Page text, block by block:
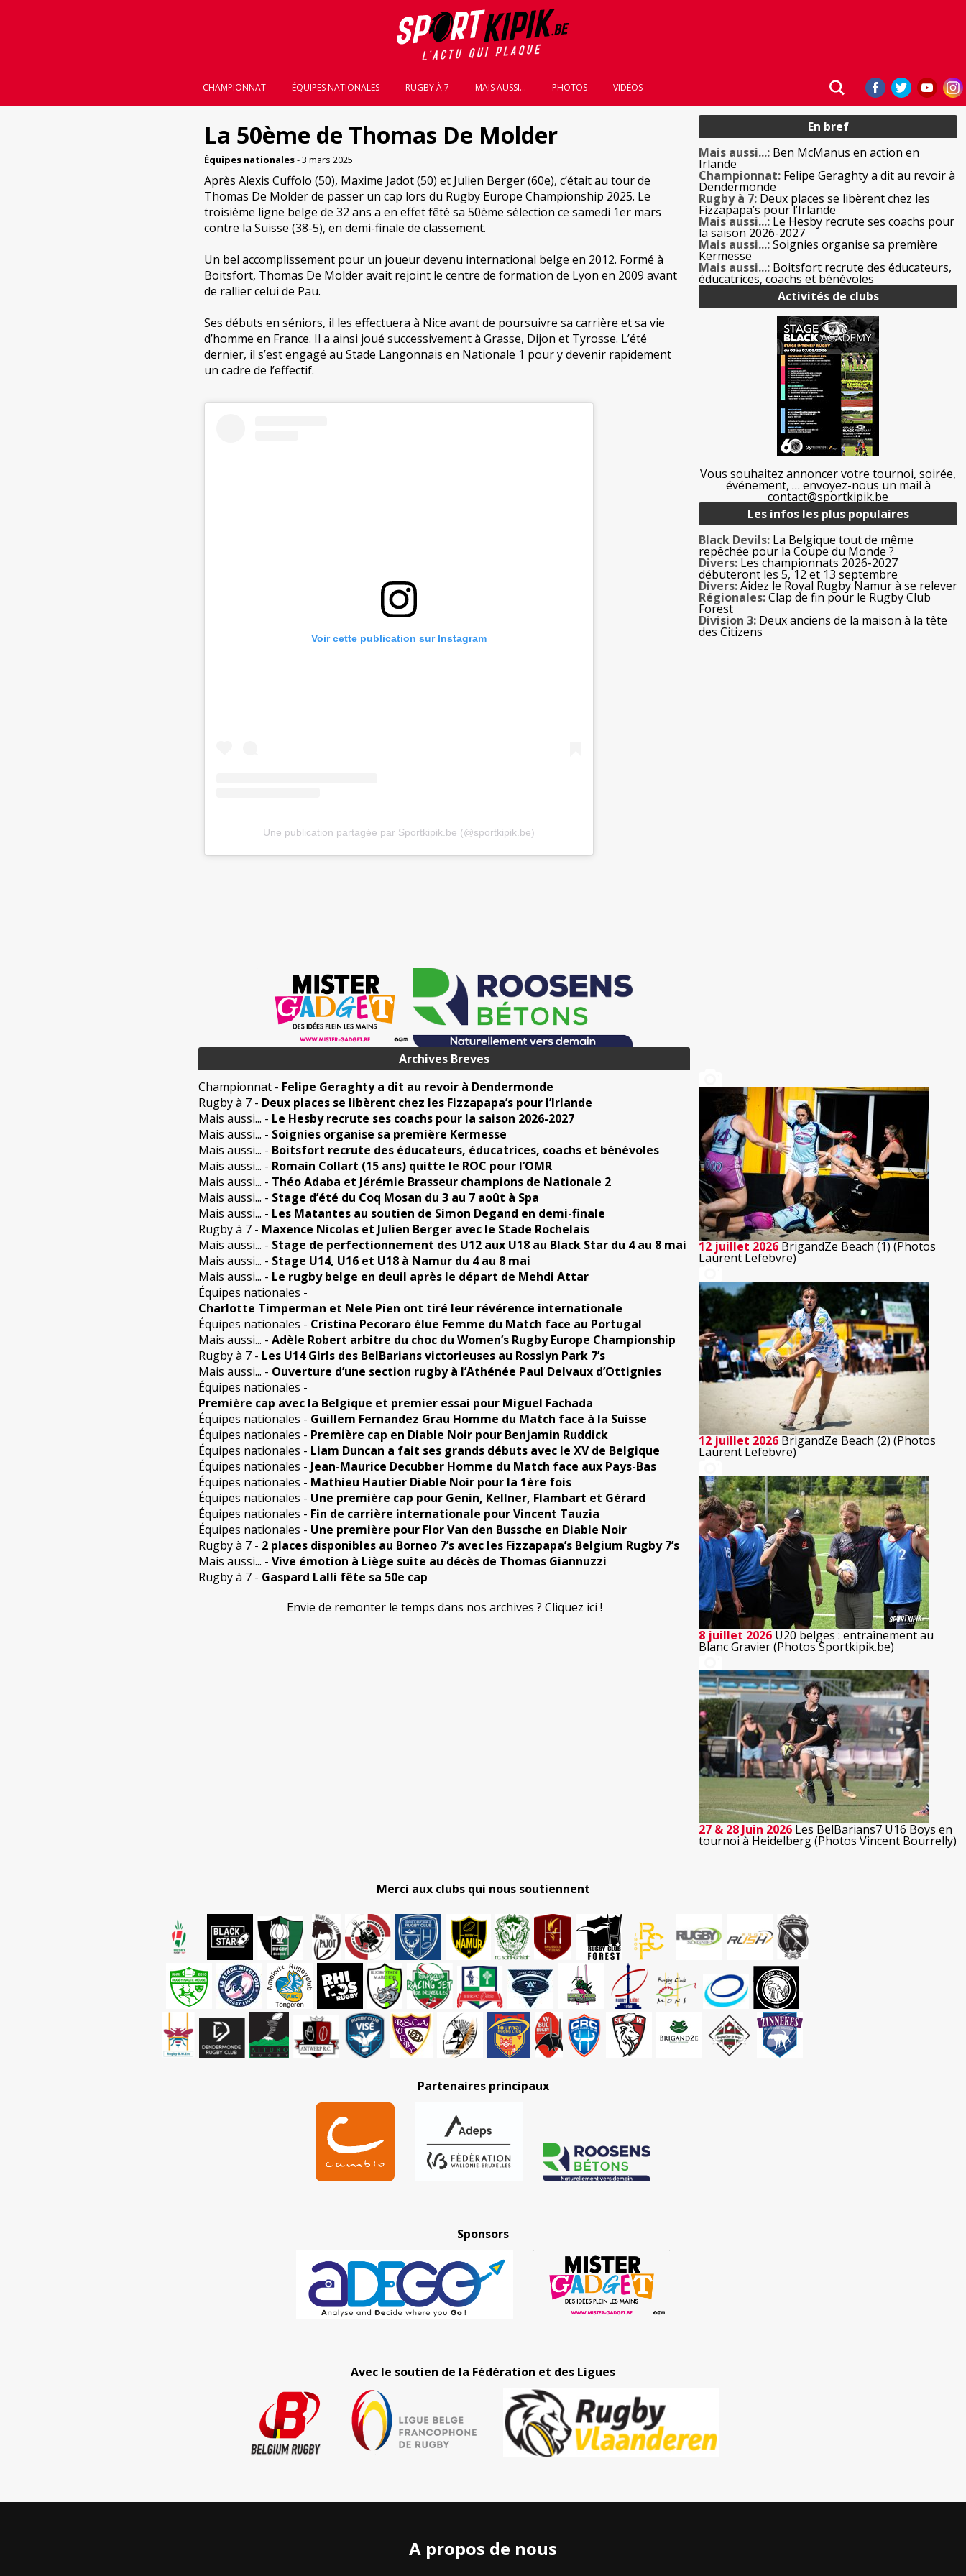
CHAMPIONNAT ÉQUIPES NATIONALES RUGBY À 7 MAIS AUSSI... PHOTOS VIDÉOS
La 50ème de Thomas De Molder
Équipes nationales- 3 mars 2025
Après Alexis Cuffolo (50), Maxime Jadot (50) et Julien Berger (60e), c’était au tour de
Thomas De Molder de passer un cap lors du Rugby Europe Championship 2025. Le
troisième ligne belge de 32 ans a en effet fêté sa 50ème sélection ce samedi 1er mars
contre la Suisse (38-5), en demi-finale de classement.
Un bel accomplissement pour un joueur devenu international belge en 2012. Formé à
Boitsfort, Thomas De Molder avait rejoint le centre de formation de Lyon en 2009 avant
de rallier celui de Pau.
Ses débuts en séniors, il les effectuera à Nice avant de poursuivre sa carrière et sa vie
d’homme en France. Il a ainsi joué successivement à Grasse, Dijon et Tyrosse. L’été
dernier, il s’est engagé au Stade Langonnais en Nationale 1 pour y devenir rapidement
un cadre de l’effectif.
Voir cette publication sur Instagram
Une publication partagée par Sportkipik.be (@sportkipik.be)
Archives Breves
Championnat - Felipe Geraghty a dit au revoir à Dendermonde
Rugby à 7 - Deux places se libèrent chez les Fizzapapa’s pour l’Irlande
Mais aussi... - Le Hesby recrute ses coachs pour la saison 2026-2027
Mais aussi... - Soignies organise sa première Kermesse
Mais aussi... - Boitsfort recrute des éducateurs, éducatrices, coachs et bénévoles
Mais aussi... - Romain Collart (15 ans) quitte le ROC pour l’OMR
Mais aussi... - Théo Adaba et Jérémie Brasseur champions de Nationale 2
Mais aussi... - Stage d’été du Coq Mosan du 3 au 7 août à Spa
Mais aussi... - Les Matantes au soutien de Simon Degand en demi-finale
Rugby à 7 - Maxence Nicolas et Julien Berger avec le Stade Rochelais
Mais aussi... - Stage de perfectionnement des U12 aux U18 au Black Star du 4 au 8 mai
Mais aussi... - Stage U14, U16 et U18 à Namur du 4 au 8 mai
Mais aussi... - Le rugby belge en deuil après le départ de Mehdi Attar
Équipes nationales -
Charlotte Timperman et Nele Pien ont tiré leur révérence internationale
Équipes nationales - Cristina Pecoraro élue Femme du Match face au Portugal
Mais aussi... - Adèle Robert arbitre du choc du Women’s Rugby Europe Championship
Rugby à 7 - Les U14 Girls des BelBarians victorieuses au Rosslyn Park 7’s
Mais aussi... - Ouverture d’une section rugby à l’Athénée Paul Delvaux d’Ottignies
Équipes nationales -
Première cap avec la Belgique et premier essai pour Miguel Fachada
Équipes nationales - Guillem Fernandez Grau Homme du Match face à la Suisse
Équipes nationales - Première cap en Diable Noir pour Benjamin Ruddick
Équipes nationales - Liam Duncan a fait ses grands débuts avec le XV de Belgique
Équipes nationales - Jean-Maurice Decubber Homme du Match face aux Pays-Bas
Équipes nationales - Mathieu Hautier Diable Noir pour la 1ère fois
Équipes nationales - Une première cap pour Genin, Kellner, Flambart et Gérard
Équipes nationales - Fin de carrière internationale pour Vincent Tauzia
Équipes nationales - Une première pour Flor Van den Bussche en Diable Noir
Rugby à 7 - 2 places disponibles au Borneo 7’s avec les Fizzapapa’s Belgium Rugby 7’s
Mais aussi... - Vive émotion à Liège suite au décès de Thomas Giannuzzi
Rugby à 7 - Gaspard Lalli fête sa 50e cap
Envie de remonter le temps dans nos archives ? Cliquez ici !
En bref
Mais aussi...: Ben McManus en action en
Irlande
Championnat: Felipe Geraghty a dit au revoir à
Dendermonde
Rugby à 7: Deux places se libèrent chez les
Fizzapapa’s pour l’Irlande
Mais aussi...: Le Hesby recrute ses coachs pour
la saison 2026-2027
Mais aussi...:Soignies organise sa première
Kermesse
Mais aussi...: Boitsfort recrute des éducateurs,
éducatrices, coachs et bénévoles
Activités de clubs
Vous souhaitez annoncer votre tournoi, soirée,
événement, … envoyez-nous un mail à
contact@sportkipik.be
Les infos les plus populaires
Black Devils: La Belgique tout de même
repêchée pour la Coupe du Monde ?
Divers: Les championnats 2026-2027
débuteront les 5, 12 et 13 septembre
Divers:Aidez le Royal Rugby Namur à se relever
Régionales:Clap de fin pour le Rugby Club
Forest
Division 3: Deux anciens de la maison à la tête
des Citizens
12 juillet 2026BrigandZe Beach (1) (Photos
Laurent Lefebvre)
12 juillet 2026 BrigandZe Beach (2) (Photos
Laurent Lefebvre)
8 juillet 2026 U20 belges : entraînement au
Blanc Gravier (Photos Sportkipik.be)
27 & 28 Juin 2026 Les BelBarians7 U16 Boys en
tournoi à Heidelberg (Photos Vincent Bourrelly)
Merci aux clubs qui nous soutiennent
Partenaires principaux
Sponsors
Avec le soutien de la Fédération et des Ligues
A propos de nous